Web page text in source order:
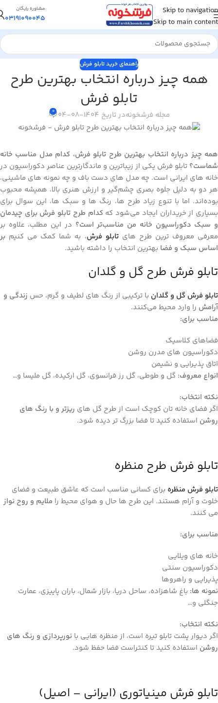
Skip to navigation
Skip to main content
مشاوره رایگان
03191090045
راهنمای خرید تابلو فرش
همه چیز درباره انتخاب بهترین طرح
تابلو فرش
مجله فرشخونهدر تاریخ 1404-08-04 0
همه چیز درباره انتخاب بهترین طرح تابلو فرش، کدام مدل مناسب خانه
شماست؟ تابلو فرش یکی از زیباترین و ماندگارترین عناصر دکوراسیون در
خانه‌ های ایرانی است. چه مدل‌ های دست‌ باف و چه نمونه‌ های ماشینی،
هر دو به دلیل جلوه بصری چشم‌گیر و ارزش هنری بالا، همیشه محبوب
بوده‌اند. اما با تنوع زیاد طرح‌ ها، رنگ‌ ها و سبک‌ ها، این سوال برای
بسیاری از خریداران ایجاد می‌شود که کدام طرح تابلو فرش برای چیدمان
و سبک دکوراسیون خانه من مناسب‌تر است؟ در این مطلب، علاوه بر
معرفی معروف ‌ترین طرح‌ هایتابلو فرش، به شما کمک می ‌کنیم بر
اساس سبک و فضا بهترین انتخاب را داشته باشید.
تابلو فرش طرح گل و گلدان
تابلو فرش گل و گلدان با ترکیبی از رنگ‌ های لطیف و گرم، حس زندگی و
آرامش را وارد محیط می‌کنند.
مناسب برای:
فضاهای کلاسیک
دکوراسیون‌ های مدرن روشن
اتاق پذیرایی و نشیمن
انواع معروف: گل و طوطی، گل رز فرانسوی، گل ارکیده، گل ملیسا و…
نکته انتخاب:
اگر فضای خانه ‌تان کوچک است از طرح گل‌ های ریزتر و با رنگ‌ های
روشن استفاده کنید تا فضا بزرگ ‌تر دیده شود.
تابلو فرش طرح منظره
تابلو فرش منظره برای کسانی مناسب است که عاشق طبیعت و فضای
خلوت و آرام هستند. این طرح‌ ها حال ‌و‌ هوای محیط را ملایم و روح ‌نواز
می ‌کنند.
مناسب برای:
خانه‌ های ویلایی
دکوراسیون سنتی
پذیرایی و راهروها
نمونه‌ ها: باغ شاهزاده، ساحل دریا، بازار شمال، باران پاییزی، عمارت
جنگلی و…
نکته انتخاب:
اگر دیوار پشت تابلو تیره است، از منظره‌ هایی با نورپردازی و رنگ ‌های
روشن استفاده کنید تا کنتراست فضا حفظ شود.
تابلو فرش مینیاتوری (ایرانی – اصیل)